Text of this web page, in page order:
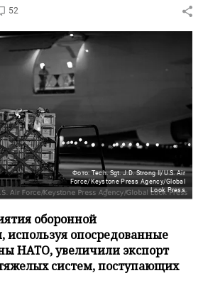
52
Фото: Tech. Sgt. J.D. Strong II/U.S. Air
Force/Keystone Press Agency/Global
Look Press
оборонной
опосредованные
НАТО, увеличили экспорт
систем, поступающих